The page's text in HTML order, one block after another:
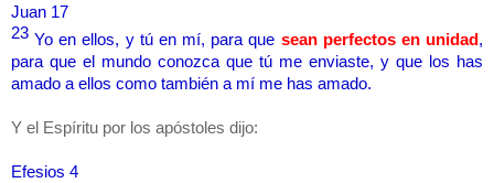
Juan 17
23Yo en ellos, y tú en mí, para que sean perfectos en unidad,
para que el mundo conozca que tú me enviaste, y que los has
amado a ellos como también a mí me has amado.
Y el Espíritu por los apóstoles dijo:
Efesios 4